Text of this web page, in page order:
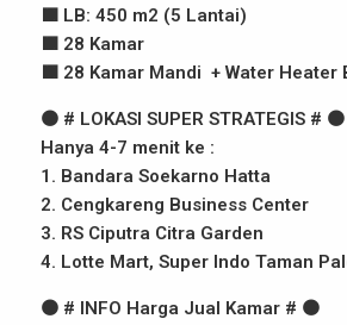
🟫 LB: 450 m2 (5 Lantai)
🟫 28 Kamar
🟫 28 Kamar Mandi + Water Heater
🟤 # LOKASI SUPER STRATEGIS # 🟤
Hanya 4-7 menit ke :
1. Bandara Soekarno Hatta
2. Cengkareng Business Center
3. RS Ciputra Citra Garden
4. Lotte Mart, Super Indo Taman
🟤 # INFO Harga Jual Kamar # 🟤